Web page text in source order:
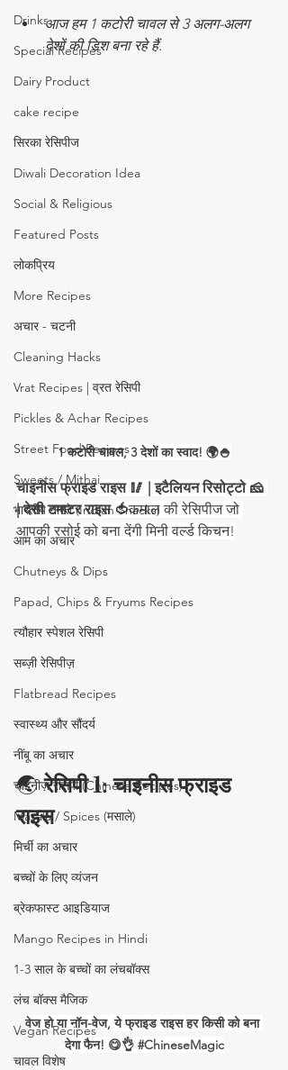
Drinks
Special Recipes
Dairy Product
cake recipe
सिरका रेसिपीज
Diwali Decoration Idea
Social & Religious
Featured Posts
लोकप्रिय
More Recipes
अचार - चटनी
Cleaning Hacks
Vrat Recipes | व्रत रेसिपी
Pickles & Achar Recipes
Street Food Recipes
Sweets / Mithai
भारतीय नाश्ते (Indian Snacks)
आम का अचार
Chutneys & Dips
Papad, Chips & Fryums Recipes
त्यौहार स्पेशल रेसिपी
सब्ज़ी रेसिपीज़
Flatbread Recipes
स्वास्थ्य और सौंदर्य
नींबू का अचार
चाइनीज़ रेसिपी (Chinese Recipes)
Masala / Spices (मसाले)
मिर्ची का अचार
बच्चों के लिए व्यंजन
ब्रेकफास्ट आइडियाज
Mango Recipes in Hindi
1-3 साल के बच्चों का लंचबॉक्स
लंच बॉक्स मैजिक
Vegan Recipes
चावल विशेष
आज हम 1 कटोरी चावल से 3 अलग-अलग
देशों की डिश बना रहे हैं.
1 कटोरी चावल, 3 देशों का स्वाद! 🌍🍚
चाइनीस फ्राइड राइस 🥢 | इटैलियन रिसोट्टो 🧀
| देसी टमाटर राइस 🍅कमाल की रेसिपीज जो
आपकी रसोई को बना देंगी मिनी वर्ल्ड किचन!
🌏 रेसिपी 1: चाइनीस फ्राइड
राइस
वेज हो या नॉन-वेज, ये फ्राइड राइस हर किसी को बना
देगा फैन! 😋👌 #ChineseMagic